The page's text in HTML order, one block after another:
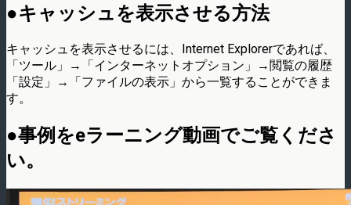
●キャッシュを表示させる方法
キャッシュを表示させるには、Internet Explorerであれば、
「ツール」→「インターネットオプション」→閲覧の履歴
「設定」→「ファイルの表示」から一覧することができま
す。
●事例をeラーニング動画でご覧くださ
い。